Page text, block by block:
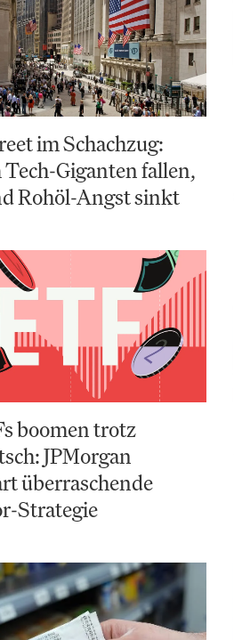
im Schachzug:
Giganten fallen,
Rohöl-Angst sinkt
boomen trotz
JPMorgan
überraschende
Strategie